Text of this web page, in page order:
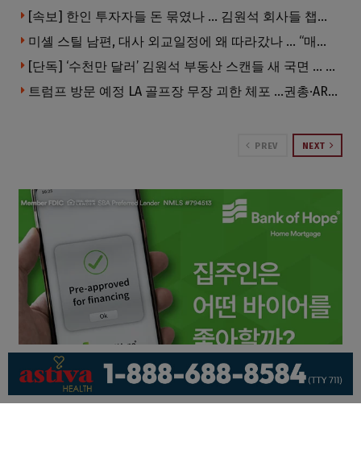
[속보] 한인 투자자들 돈 묶였나 … 김원석 회사들 챕터7 강제파산·자진파산 잇따라 신청
미셸 스틸 남편, 대사 외교일정에 왜 따라갔나 … “매우 이례적”
[단독] ‘수천만 달러’ 김원석 부동산 스캔들 새 국면 … 한인 투자자들 소송 잇따라 ‘디폴트’ 절차
트럼프 방문 예정 LA 골프장 무장 괴한 체포 …권총·AR 소총 소지
PREV NEXT